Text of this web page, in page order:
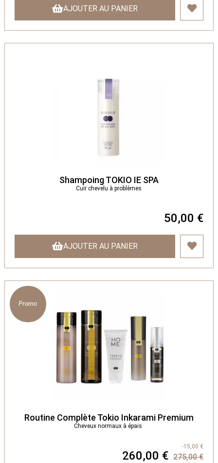
AJOUTER AU PANIER
Shampoing TOKIO IE SPA
Cuir chevelu à problèmes
50,00 €
AJOUTER AU PANIER
Routine Complète Tokio Inkarami Premium
Cheveux normaux à épais
260,00 € 275,00 €
-15,00 €
Promo